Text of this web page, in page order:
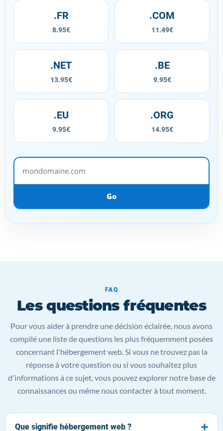
.FR
8.95€
.COM
11.49€
.NET
13.95€
.BE
9.95€
.EU
9.95€
.ORG
14.95€
mondomaine.com
Go
FAQ
Les questions fréquentes
Pour vous aider à prendre une décision éclairée, nous avons
compilé une liste de questions les plus fréquemment posées
concernant l'hébergement web. Si vous ne trouvez pas la
réponse à votre question ou si vous souhaitez plus
d'informations à ce sujet, vous pouvez explorer notre base de
connaissances ou même nous contacter à tout moment.
Que signifie hébergement web ?